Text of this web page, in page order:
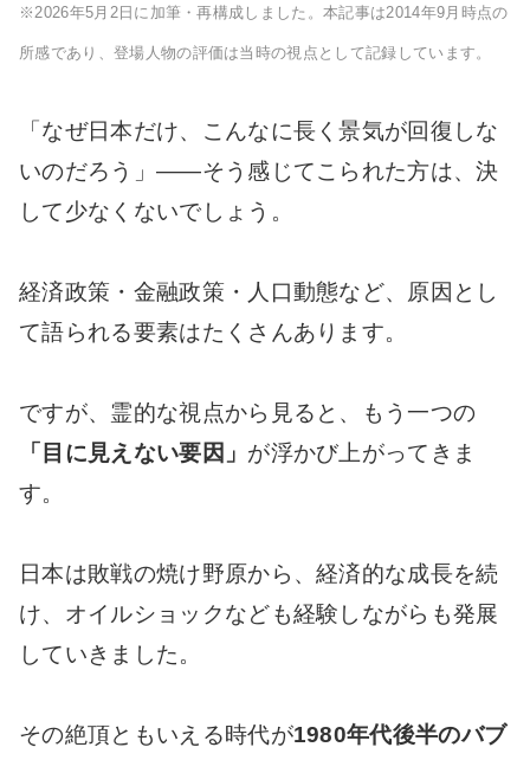
※2026年5月2日に加筆・再構成しました。本記事は2014年9月時点の
所感であり、登場人物の評価は当時の視点として記録しています。
「なぜ日本だけ、こんなに長く景気が回復しな
いのだろう」――そう感じてこられた方は、決
して少なくないでしょう。
経済政策・金融政策・人口動態など、原因とし
て語られる要素はたくさんあります。
ですが、霊的な視点から見ると、もう一つの
「目に見えない要因」 が浮かび上がってきま
す。
日本は敗戦の焼け野原から、経済的な成長を続
け、オイルショックなども経験しながらも発展
していきました。
その絶頂ともいえる時代が1980年代後半のバブ